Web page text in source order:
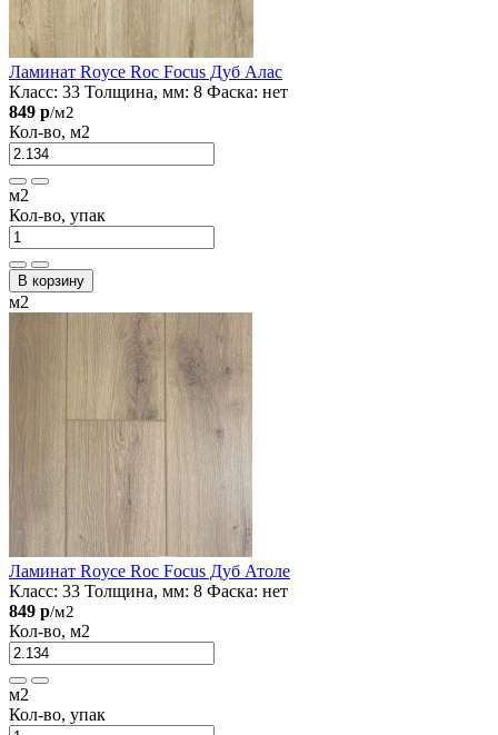
Ламинат Royce Roc Focus Дуб Алас
Класс: 33 Толщина, мм: 8 Фаска: нет
849 р/м2
Кол-во, м2
м2
Кол-во, упак
В корзину
м2
Ламинат Royce Roc Focus Дуб Атоле
Класс: 33 Толщина, мм: 8 Фаска: нет
849 р/м2
Кол-во, м2
м2
Кол-во, упак